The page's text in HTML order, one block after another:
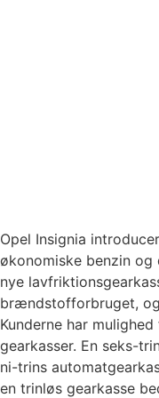
Opel Insignia
økonomiske benzin
nye
brændstofforbruget,
Kunderne har
gearkasser. En seks-
ni-trins
en trinløs gearkasse